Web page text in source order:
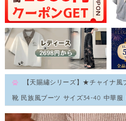
【天賜繡シリーズ】★チャイナ
靴 民族風ブーツ サイズ34-40 中華服